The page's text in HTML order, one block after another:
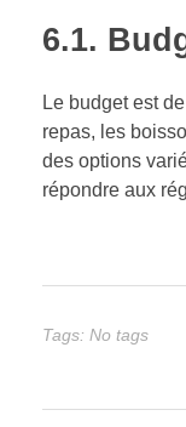
6.1.
Le budget est
repas, les
des options
répondre aux
Tags: No tags